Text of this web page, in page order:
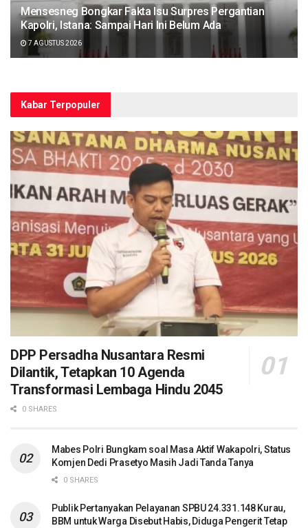
Mensesneg Bongkar Fakta Isu Surpres Pergantian
Kapolri, Istana: Sampai Hari Ini Belum Ada
7 AGUSTUS 2026
Kabar Terpopuler
DPP Persadha Nusantara Resmi
Dilantik, Tetapkan 10 Agenda
Transformasi Lembaga Hindu 2045
0 SHARES
Mabes Polri Bungkam soal Masa Aktif Wakapolri, Status
Komjen Dedi Prasetyo Masih Jadi Tanda Tanya
0 SHARES
Publik Pertanyakan Pelayanan SPBU 24.331.148 Kurau,
BBM untuk Warga Disebut Habis, Diduga Pengerit Tetap